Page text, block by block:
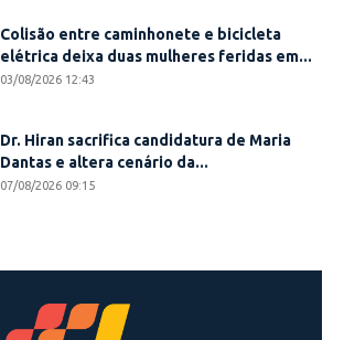
Colisão entre caminhonete e bicicleta
elétrica deixa duas mulheres feridas em...
03/08/2026 12:43
Dr. Hiran sacrifica candidatura de Maria
Dantas e altera cenário da...
07/08/2026 09:15